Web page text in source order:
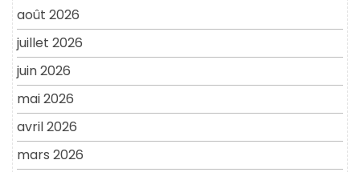
août 2026
juillet 2026
juin 2026
mai 2026
avril 2026
mars 2026